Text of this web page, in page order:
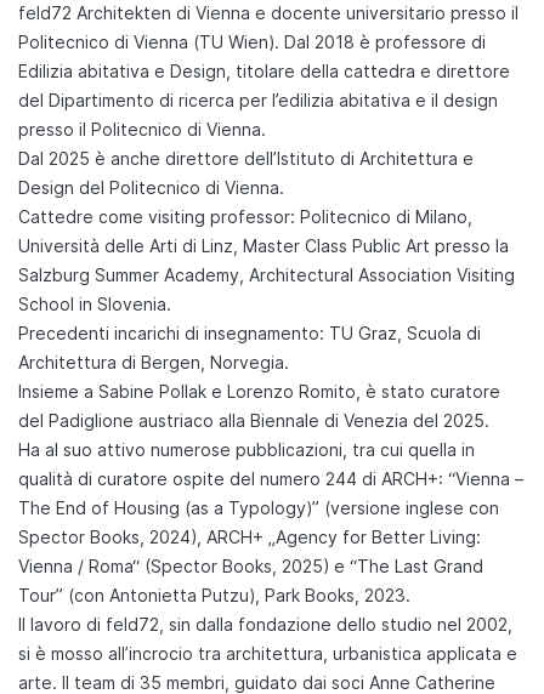
feld72 Architekten di Vienna e docente universitario presso il
Politecnico di Vienna (TU Wien). Dal 2018 è professore di
Edilizia abitativa e Design, titolare della cattedra e direttore
del Dipartimento di ricerca per l’edilizia abitativa e il design
presso il Politecnico di Vienna.
Dal 2025 è anche direttore dell’Istituto di Architettura e
Design del Politecnico di Vienna.
Cattedre come visiting professor: Politecnico di Milano,
Università delle Arti di Linz, Master Class Public Art presso la
Salzburg Summer Academy, Architectural Association Visiting
School in Slovenia.
Precedenti incarichi di insegnamento: TU Graz, Scuola di
Architettura di Bergen, Norvegia.
Insieme a Sabine Pollak e Lorenzo Romito, è stato curatore
del Padiglione austriaco alla Biennale di Venezia del 2025.
Ha al suo attivo numerose pubblicazioni, tra cui quella in
qualità di curatore ospite del numero 244 di ARCH+: “Vienna –
The End of Housing (as a Typology)” (versione inglese con
Spector Books, 2024), ARCH+ „Agency for Better Living:
Vienna / Roma“ (Spector Books, 2025) e “The Last Grand
Tour” (con Antonietta Putzu), Park Books, 2023.
Il lavoro di feld72, sin dalla fondazione dello studio nel 2002,
si è mosso all’incrocio tra architettura, urbanistica applicata e
arte. Il team di 35 membri, guidato dai soci Anne Catherine